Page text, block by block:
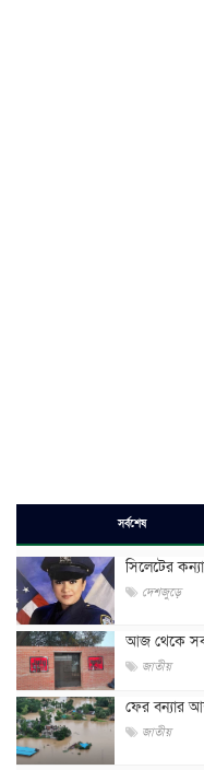
সর্বশেষ
সিলেটের
দেশজুড়ে
আজ থেকে
জাতীয়
ফের বন্যার
জাতীয়